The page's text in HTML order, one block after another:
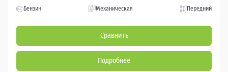
Бензин Механическая Передний
Сравнить
Подробнее